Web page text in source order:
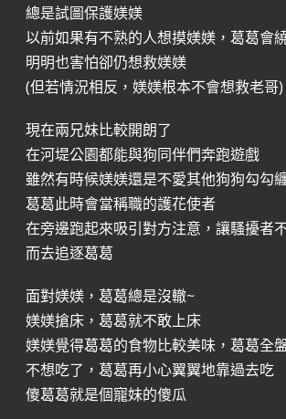
總是試圖保護媄媄
以前如果有不熟的人想摸媄媄，葛葛會
明明也害怕卻仍想救媄媄
(但若情況相反，媄媄根本不會想救老哥)
現在兩兄妹比較開朗了
在河堤公園都能與狗同伴們奔跑遊戲
雖然有時候媄媄還是不愛其他狗狗勾勾
葛葛此時會當稱職的護花使者
在旁邊跑起來吸引對方注意，讓騷擾者
而去追逐葛葛
面對媄媄，葛葛總是沒轍~
媄媄搶床，葛葛就不敢上床
媄媄覺得葛葛的食物比較美味，葛葛全
不想吃了，葛葛再小心翼翼地靠過去吃
傻葛葛就是個寵妹的傻瓜